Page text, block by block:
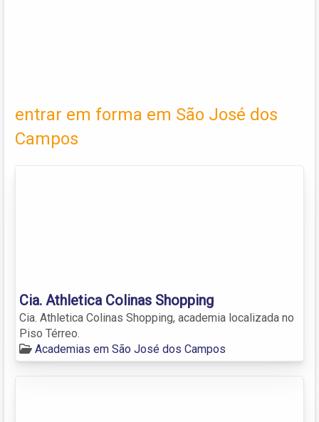
entrar em forma em São José dos
Campos
Cia. Athletica Colinas Shopping
Cia. Athletica Colinas Shopping, academia localizada no
Piso Térreo.
Academias em São José dos Campos